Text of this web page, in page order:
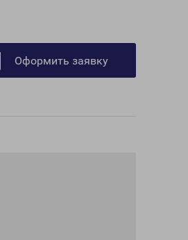
Оформить заявку